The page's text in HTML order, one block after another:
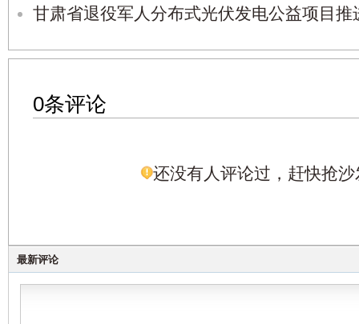
甘肃省退役军人分布式光伏发电公益项目推
0条评论
还没有人评论过，赶快抢沙
最新评论